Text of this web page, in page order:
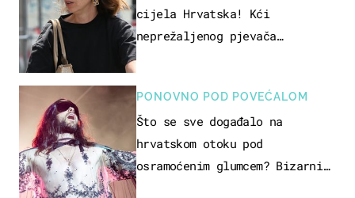
cijela Hrvatska! Kći
neprežaljenog pjevača
PONOVNO POD POVEĆALOM
Što se sve događalo na
hrvatskom otoku pod
osramoćenim glumcem? Bizarni